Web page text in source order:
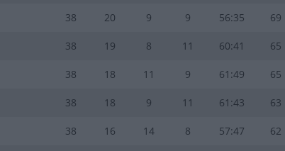
38 20 9 9 56:35 69
38 19 8 11 60:41 65
38 18 11 9 61:49 65
38 18 9 11 61:43 63
38 16 14 8 57:47 62